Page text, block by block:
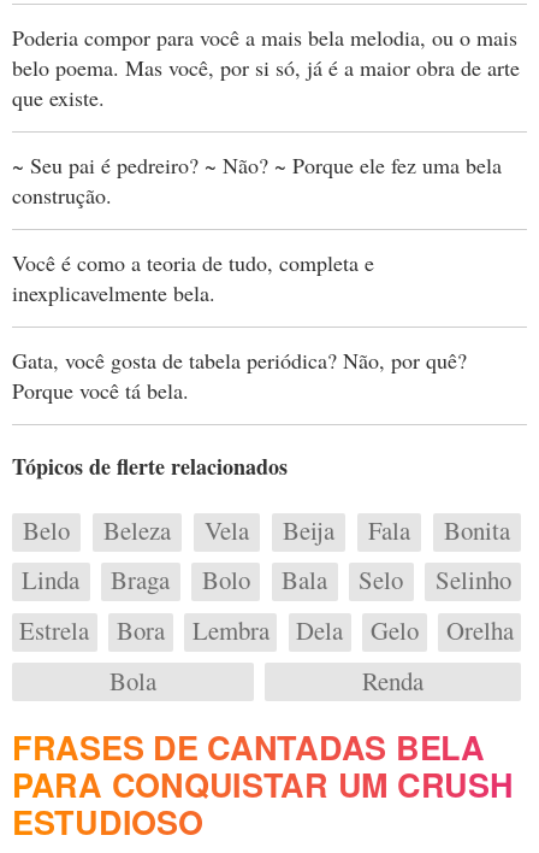
Poderia compor para você a mais bela melodia, ou o mais
belo poema. Mas você, por si só, já é a maior obra de arte
que existe.
~ Seu pai é pedreiro? ~ Não? ~ Porque ele fez uma bela
construção.
Você é como a teoria de tudo, completa e
inexplicavelmente bela.
Gata, você gosta de tabela periódica? Não, por quê?
Porque você tá bela.
Tópicos de flerte relacionados
Belo Beleza Vela Beija Fala
Bonita
Linda
Braga Bolo Bala Selo
Selinho
Estrela
Bora Lembra Dela Gelo
Orelha
Bola
Renda
FRASES DE CANTADAS BELA
PARA CONQUISTAR UM CRUSH
ESTUDIOSO